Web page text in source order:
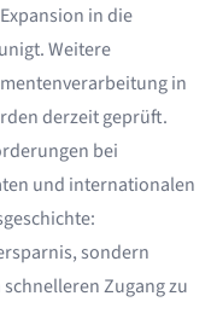
in die
Weitere
in
derzeit geprüft.
bei
und internationalen
sondern
Zugang zu